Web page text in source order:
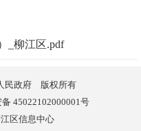
_柳江区.pdf
民政府 版权所有
45022102000001号
区信息中心